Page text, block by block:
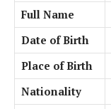
Full Name
Date of Birth
Place of Birth
Nationality